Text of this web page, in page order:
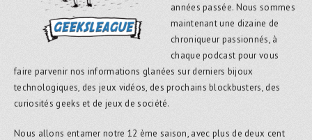
années passée. Nous sommes
maintenant une dizaine de
chroniqueur passionnés, à
chaque podcast pour vous
faire parvenir nos informations glanées sur derniers bijoux
technologiques, des jeux vidéos, des prochains blockbusters, des
curiosités geeks et de jeux de société.
Nous allons entamer notre 12 ème saison, avec plus de deux cent